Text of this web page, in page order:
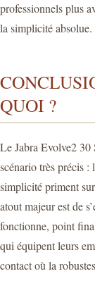
professionnels plus
la simplicité absolue.
QUOI ?
Le Jabra Evolve2
scénario très précis
simplicité priment
atout majeur est de
fonctionne, point
qui équipent leurs
contact où la